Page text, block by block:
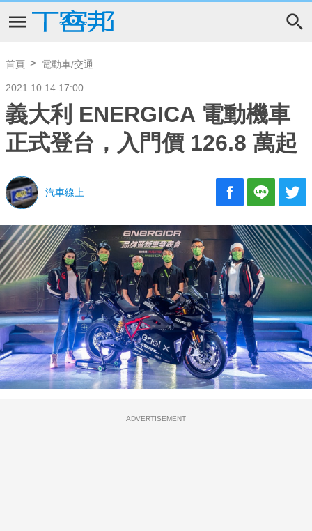
首頁 電動車/交通
2021.10.14 17:00
義大利 ENERGICA 電動機車
正式登台，入門價 126.8 萬起
汽車線上
ADVERTISEMENT